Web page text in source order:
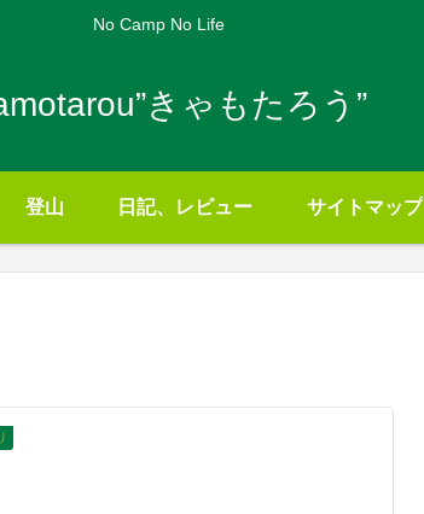
No Camp No Life
きゃもたろう”
登山 日記、レビュー サイトマップ